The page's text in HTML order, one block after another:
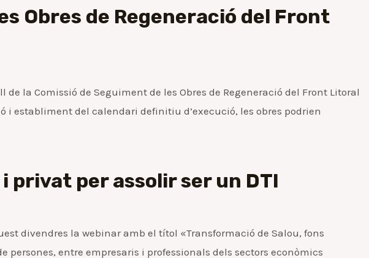
Obres de Regeneració del Front
la Comissió de Seguiment de les Obres de Regeneració del Front Litoral
i establiment del calendari definitiu d’execució, les obres podrien
per assolir ser un DTI
divendres la webinar amb el títol «Transformació de Salou, fons
entre empresaris i professionals dels sectors econòmics